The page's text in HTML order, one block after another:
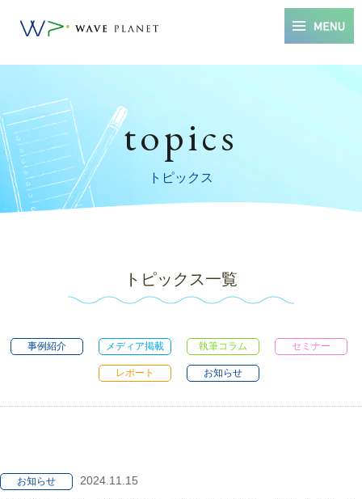
topics
トピックス
トピックス一覧
事例紹介 メディア掲載 執筆コラム セミナー
レポート お知らせ
お知らせ 2024.11.15